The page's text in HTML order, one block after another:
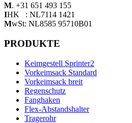
M. +31 651 493 155
IHK : NL7114 1421
MwSt: NL8585 95710B01
PRODUKTE
Keimgestell Sprinter2
Vorkeimsack Standard
Vorkeimsack breit
Regenschutz
Fanghaken
Flex-Abstandshalter
Tragerohr